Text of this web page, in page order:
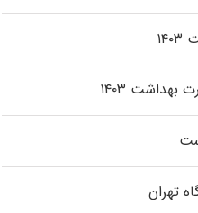
۱۴۰۳
تهران